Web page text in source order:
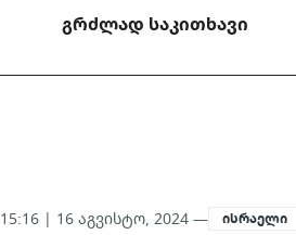
გრძლად საკითხავი
15:16 | 16 აგვისტო, 2024 — ისრაელი